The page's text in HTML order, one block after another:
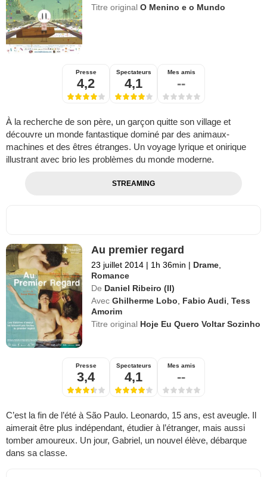
Titre originalO Menino e o Mundo
Presse
4,2
Spectateurs
4,1
Mes amis
--
À la recherche de son père, un garçon quitte son village et
découvre un monde fantastique dominé par des animaux-
machines et des êtres étranges. Un voyage lyrique et onirique
illustrant avec brio les problèmes du monde moderne.
STREAMING
Au premier regard
23 juillet 2014 | 1h 36min | Drame
Romance
De Daniel Ribeiro (II)
Avec Ghilherme Lobo Fabio Audi ,Tess
Amorim
Titre original Hoje Eu Quero Voltar Sozinho
Presse
3,4
Spectateurs
4,1
Mes amis
--
C’est la fin de l’été à São Paulo. Leonardo, 15 ans, est aveugle. Il
aimerait être plus indépendant, étudier à l’étranger, mais aussi
tomber amoureux. Un jour, Gabriel, un nouvel élève, débarque
dans sa classe.